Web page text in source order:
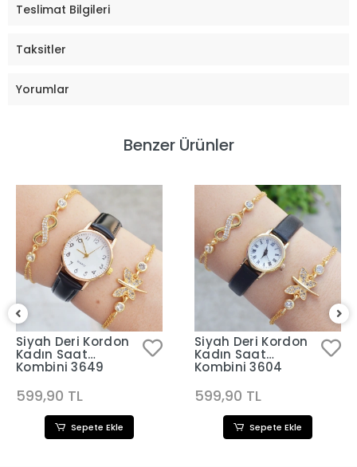
Teslimat Bilgileri
Taksitler
Yorumlar
Benzer Ürünler
Siyah Deri Kordon
Kadın Saat
Kombini 3649
599,90 TL
Sepete Ekle
Siyah Deri Kordon
Kadın Saat
Kombini 3604
599,90 TL
Sepete Ekle